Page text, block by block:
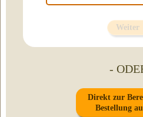
Weiter
-
Direkt zur
Bestellung